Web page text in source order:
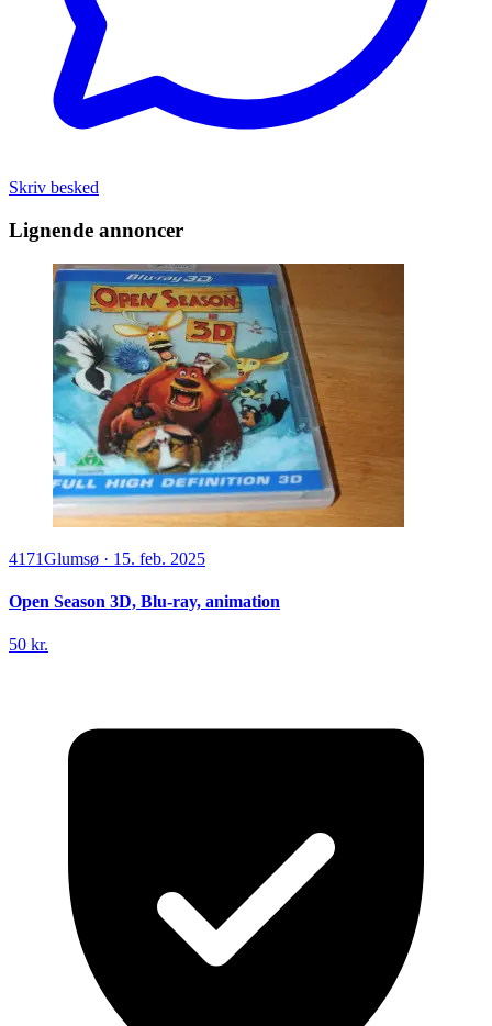
Skriv besked
Lignende annoncer
4171Glumsø · 15. feb. 2025
Open Season 3D, Blu-ray, animation
50 kr.